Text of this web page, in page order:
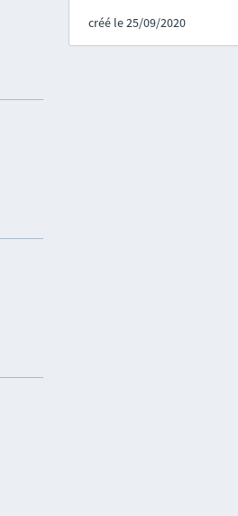
créé le 25/09/2020